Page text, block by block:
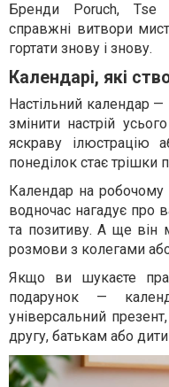
Бренди Poruch, Tse
справжні витвори
гортати знову і знову.
Календарі, які
Настільний календар
змінити настрій
яскраву ілюстрацію
понеділок стає трішки
Календар на робочому
водночас нагадує про
та позитиву. А ще
розмови з колегами
Якщо ви шукаєте
подарунок —
універсальний
другу, батькам або